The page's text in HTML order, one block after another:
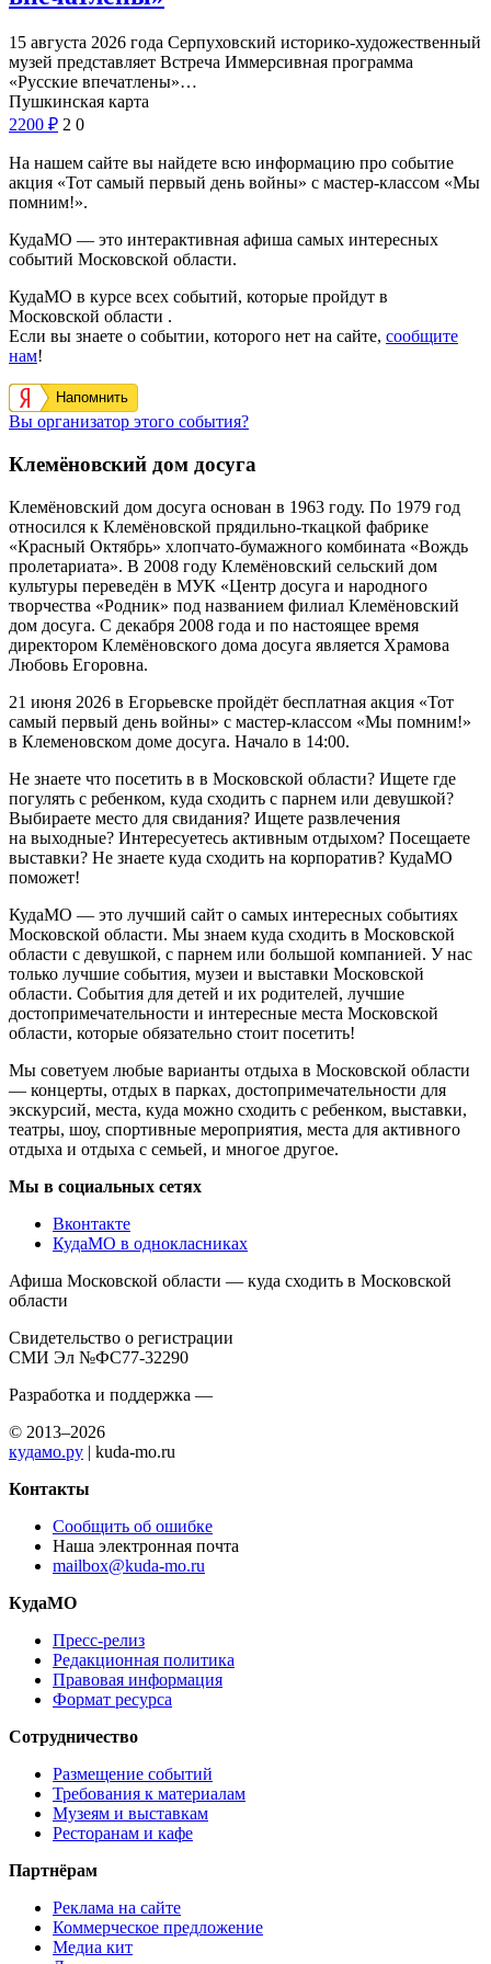
15 августа 2026 года Серпуховский историко-художественный
музей представляет Встреча Иммерсивная программа
«Русские впечатлены»…
Пушкинская карта
2200 ₽ 2 0
На нашем сайте вы найдете всю информацию про событие
акция «Тот самый первый день войны» с мастер-классом «Мы
помним!».
КудаМО — это интерактивная афиша самых интересных
событий Московской области.
КудаМО в курсе всех событий, которые пройдут в
Московской области .
Если вы знаете о событии, которого нет на сайте, сообщите
нам!
Напомнить
Вы организатор этого события?
Клемёновский дом досуга
Клемёновский дом досуга основан в 1963 году. По 1979 год
относился к Клемёновской прядильно-ткацкой фабрике
«Красный Октябрь» хлопчато-бумажного комбината «Вождь
пролетариата». В 2008 году Клемёновский сельский дом
культуры переведён в МУК «Центр досуга и народного
творчества «Родник» под названием филиал Клемёновский
дом досуга. С декабря 2008 года и по настоящее время
директором Клемёновского дома досуга является Храмова
Любовь Егоровна.
21 июня 2026 в Егорьевске пройдёт бесплатная акция «Тот
самый первый день войны» с мастер-классом «Мы помним!»
в Клеменовском доме досуга. Начало в 14:00.
Не знаете что посетить в в Московской области? Ищете где
погулять с ребенком, куда сходить с парнем или девушкой?
Выбираете место для свидания? Ищете развлечения
на выходные? Интересуетесь активным отдыхом? Посещаете
выставки? Не знаете куда сходить на корпоратив? КудаМО
поможет!
КудаМО — это лучший сайт о самых интересных событиях
Московской области. Мы знаем куда сходить в Московской
области с девушкой, с парнем или большой компанией. У нас
только лучшие события, музеи и выставки Московской
области. События для детей и их родителей, лучшие
достопримечательности и интересные места Московской
области, которые обязательно стоит посетить!
Мы советуем любые варианты отдыха в Московской области
— концерты, отдых в парках, достопримечательности для
экскурсий, места, куда можно сходить с ребенком, выставки,
театры, шоу, спортивные мероприятия, места для активного
отдыха и отдыха с семьей, и многое другое.
Мы в социальных сетях
Вконтакте
КудаМО в однокласниках
Афиша Московской области — куда сходить в Московской
области
Свидетельство о регистрации
СМИ Эл №ФС77-32290
Разработка и поддержка —
© 2013–2026
кудамо.ру | kuda-mo.ru
Контакты
Сообщить об ошибке
Наша электронная почта
mailbox@kuda-mo.ru
КудаМО
Пресс-релиз
Редакционная политика
Правовая информация
Формат ресурса
Сотрудничество
Размещение событий
Требования к материалам
Музеям и выставкам
Ресторанам и кафе
Партнёрам
Реклама на сайте
Коммерческое предложение
Медиа кит